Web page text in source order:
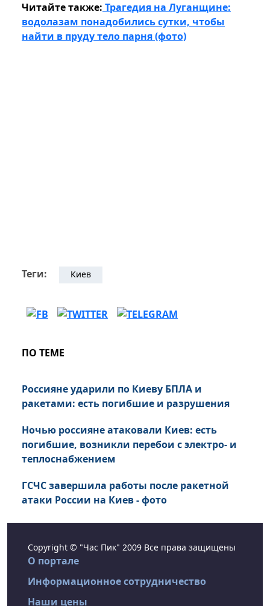
Читайте также: Трагедия на Луганщине:
водолазам понадобились сутки, чтобы
найти в пруду тело парня (фото)
Теги: Киев
ПО ТЕМЕ
Россияне ударили по Киеву БПЛА и
ракетами: есть погибшие и разрушения
Ночью россияне атаковали Киев: есть
погибшие, возникли перебои с электро- и
теплоснабжением
ГСЧС завершила работы после ракетной
атаки России на Киев - фото
Copyright © "Час Пик" 2009 Все права защищены
О портале
Информационное сотрудничество
Наши цены